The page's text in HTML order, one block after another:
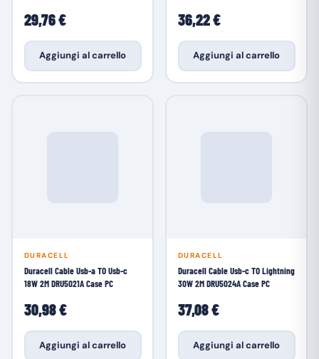
29,76 €
Aggiungi al carrello
36,22 €
Aggiungi al carrello
DURACELL
Duracell Cable Usb-a TO Usb-c
18W 2M DRU5021A Case PC
30,98 €
Aggiungi al carrello
DURACELL
Duracell Cable Usb-c TO Lightning
30W 2M DRU5024A Case PC
37,08 €
Aggiungi al carrello